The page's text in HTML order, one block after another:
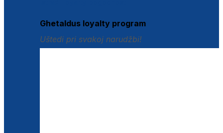
Ghetaldus loyalty program
Uštedi pri svakoj narudžbi!